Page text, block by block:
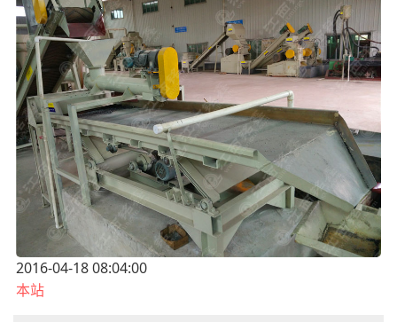
2016-04-18 08:04:00
本站